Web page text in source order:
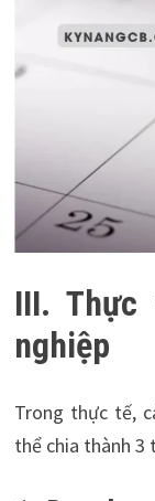
III. Thực
nghiệp
Trong thực tế,
thể chia thành 3